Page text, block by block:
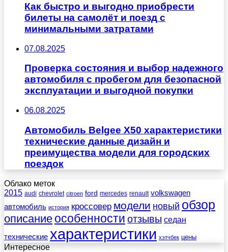
Как быстро и выгодно приобрести
билеты на самолёт и поезд с
минимальными затратами
07.08.2025
Проверка состояния и выбор надежного
автомобиля с пробегом для безопасной
эксплуатации и выгодной покупки
06.08.2025
Автомобиль Belgee X50 характеристики
технические данные дизайн и
преимущества модели для городских
поездок
Облако меток
2015 audi chevrolet citroen ford mercedes renault volkswagen
автомобиль история кроссовер модели новый обзор
описание особенности отзывы седан
технические характеристики хэтчбек цены
Интересное